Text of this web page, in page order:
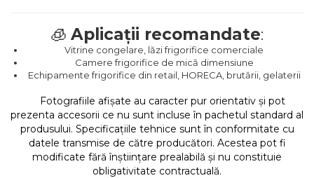
🧊 Aplicații recomandate:
Vitrine congelare, lăzi frigorifice comerciale
Camere frigorifice de mică dimensiune
Echipamente frigorifice din retail, HORECA, brutării, gelaterii
Fotografiile afișate au caracter pur orientativ și pot
prezenta accesorii ce nu sunt incluse în pachetul standard al
produsului. Specificațiile tehnice sunt în conformitate cu
datele transmise de către producători. Acestea pot fi
modificate fără înștiințare prealabilă și nu constituie
obligativitate contractuală.